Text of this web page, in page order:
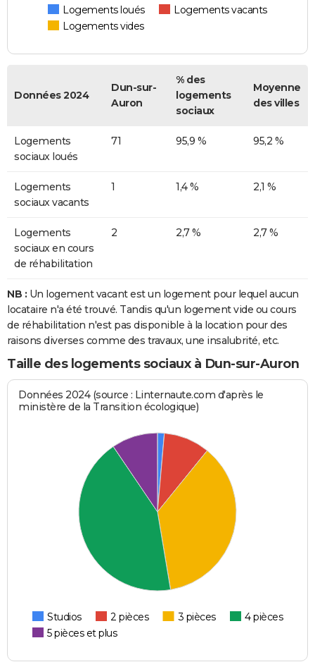
Logements loués
Logements vacants
Logements vides
Données 2024
Dun-sur-
Auron
% des
logements
sociaux
Moyenne
des villes
Logements
sociaux loués
71 95,9 % 95,2 %
Logements
sociaux vacants
1 1,4 % 2,1 %
Logements
sociaux en cours
de réhabilitation
2 2,7 % 2,7 %
NB : Un logement vacant est un logement pour lequel aucun
locataire n'a été trouvé. Tandis qu'un logement vide ou cours
de réhabilitation n'est pas disponible à la location pour des
raisons diverses comme des travaux, une insalubrité, etc.
Taille des logements sociaux à Dun-sur-Auron
Données 2024 (source : Linternaute.com d'après le
ministère de la Transition écologique)
Studios 2 pièces 3 pièces
4 pièces
5 pièces et plus